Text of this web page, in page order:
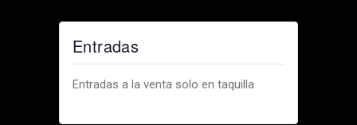
Entradas
Entradas a la venta solo en taquilla